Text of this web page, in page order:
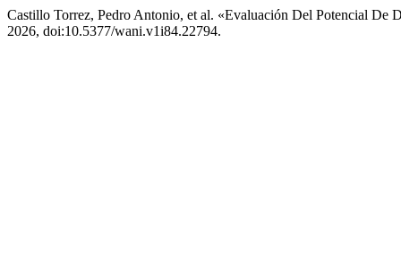
Castillo Torrez, Pedro Antonio, et al. «Evaluación Del Potencial De
2026, doi:10.5377/wani.v1i84.22794.